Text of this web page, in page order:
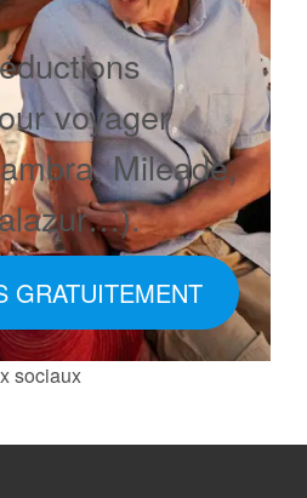
voyager
Mileade,
GRATUITEMENT
sociaux